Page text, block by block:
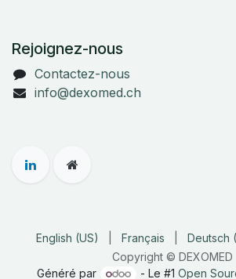
Rejoignez-nous
Contactez-nous
info@dexomed.ch
Copyright © DEXOMED
English (US) Français Deutsch
Généré par - Le #1Open